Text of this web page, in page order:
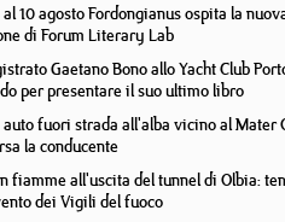
10 agosto Fordongianus ospita la
di Forum Literary Lab
Gaetano Bono allo Yacht Club
per presentare il suo ultimo libro
auto fuori strada all'alba vicino al Mater
la conducente
fiamme all'uscita del tunnel di Olbia:
dei Vigili del fuoco